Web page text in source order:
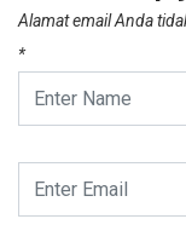
Alamat email Anda
*